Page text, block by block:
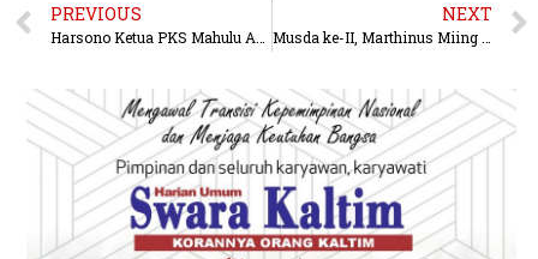
PREVIOUS NEXT